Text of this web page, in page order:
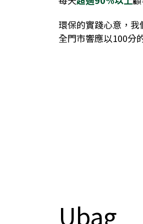
環保的實踐心意，我
全門市響應以100分
Ubag